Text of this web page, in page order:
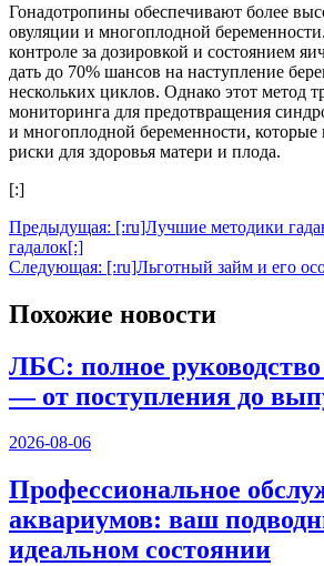
Гонадотропины обеспечивают более
овуляции и многоплодной
контроле за дозировкой и состоянием
дать до 70% шансов на наступление
нескольких циклов. Однако этот метод
мониторинга для предотвращения
и многоплодной беременности, которые
риски для здоровья матери и плода.
[:]
Навигация
по
Предыдущая: [:ru]Лучшие методики
гадалок[:]
Следующая: [:ru]Льготный займ и его
Похожие новости
ЛБС: полное
— от поступления до
2026-08-06
Профессиональное
аквариумов: ваш
идеальном состоянии